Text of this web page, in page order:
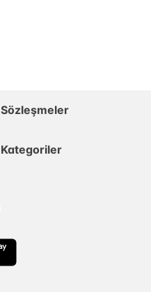
Sözleşmeler
Kategoriler